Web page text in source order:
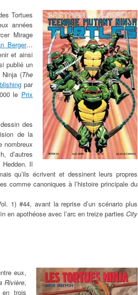
Tortues
années
Mirage
Berger…
et ainsi
publié un
Ninja (The
par
le Prix
des
de la
nombreux
d’autres
Il
qu’ils écrivent et dessinent leurs propres
comme canoniques à l’histoire principale du
1) #44, avant la reprise d’un scénario plus
en apothéose avec l’arc en treize parties City
eux,
Rivière,
en trois